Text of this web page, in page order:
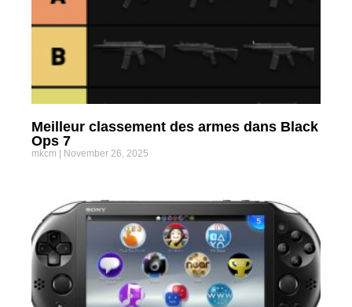
Meilleur classement des armes dans Black
Ops 7
mkcm November 26, 2025